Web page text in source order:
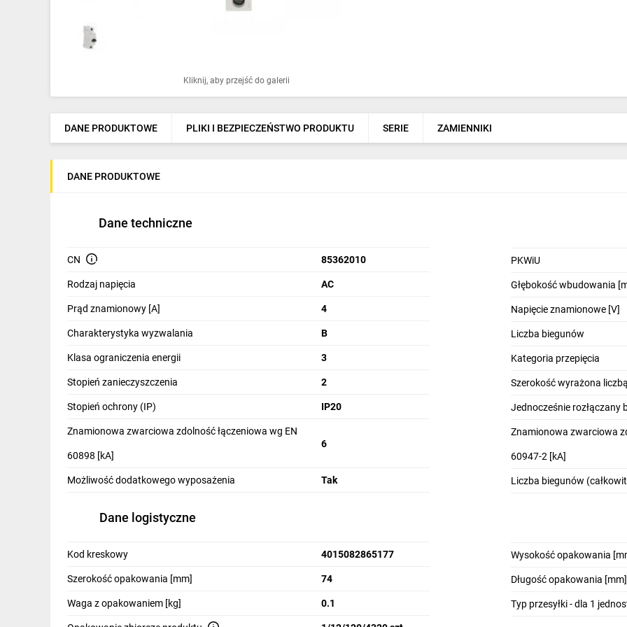
Pompy ciepła
Ogrzewanie
Elektronarzędzia i mierniki
Dom i ogród
Odzież ochronna i BHP
Inne
Budowa i Remont
Elektronika
Smart home
Energetyka wiatrowa
Wentylacja i rekuperacja
Kliknij, aby przejść do galerii
DANE PRODUKTOWE PLIKI I BEZPIECZEŃSTWO PRODUKTU SERIE ZAMIENNIKI
DANE PRODUKTOWE
Dane techniczne
CN 85362010
Rodzaj napięcia AC
Prąd znamionowy [A] 4
Charakterystyka wyzwalania B
Klasa ograniczenia energii 3
Stopień zanieczyszczenia 2
Stopień ochrony (IP) IP20
Znamionowa zwarciowa zdolność łączeniowa wg EN
60898 [kA]
6
Możliwość dodatkowego wyposażenia Tak
PKWiU
Głębokość wbudowania
Napięcie znamionowe [V]
Liczba biegunów
Kategoria przepięcia
Szerokość wyrażona
Jednocześnie rozłączany
Znamionowa zwarciowa
60947-2 [kA]
Liczba biegunów
Dane logistyczne
Kod kreskowy 4015082865177
Szerokość opakowania [mm] 74
Waga z opakowaniem [kg] 0.1
Wysokość opakowania
Długość opakowania [mm]
Typ przesyłki - dla 1